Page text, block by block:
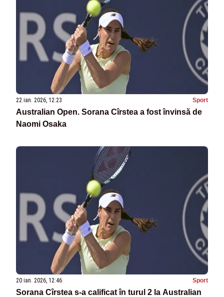
22 ian. 2026, 12:23 Sport
Australian Open. Sorana Cîrstea a fost învinsă de
Naomi Osaka
20 ian. 2026, 12:46 Sport
Sorana Cîrstea s-a calificat în turul 2 la Australian